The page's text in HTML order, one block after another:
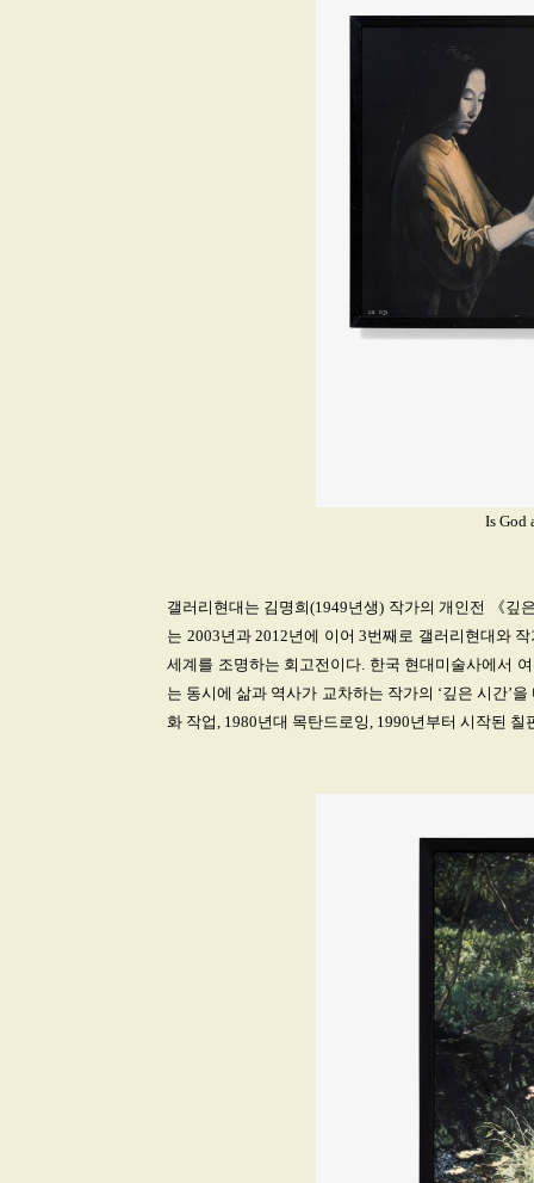
Is God
갤러리현대는 김명희(1949년생) 작가의 개인전 《깊
는 2003년과 2012년에 이어 3번째로 갤러리현대와
세계를 조명하는 회고전이다. 한국 현대미술사에서
는 동시에 삶과 역사가 교차하는 작가의 ‘깊은 시간’
화 작업, 1980년대 목탄드로잉, 1990년부터 시작된